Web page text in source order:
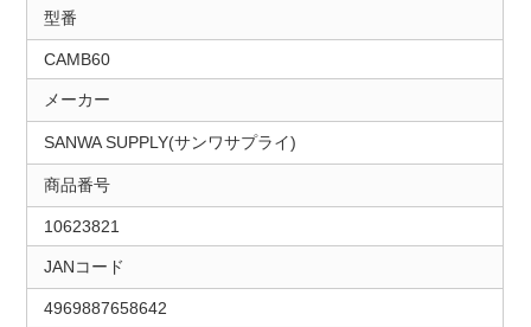
型番
CAMB60
メーカー
SANWA SUPPLY(サンワサプライ)
商品番号
10623821
JANコード
4969887658642